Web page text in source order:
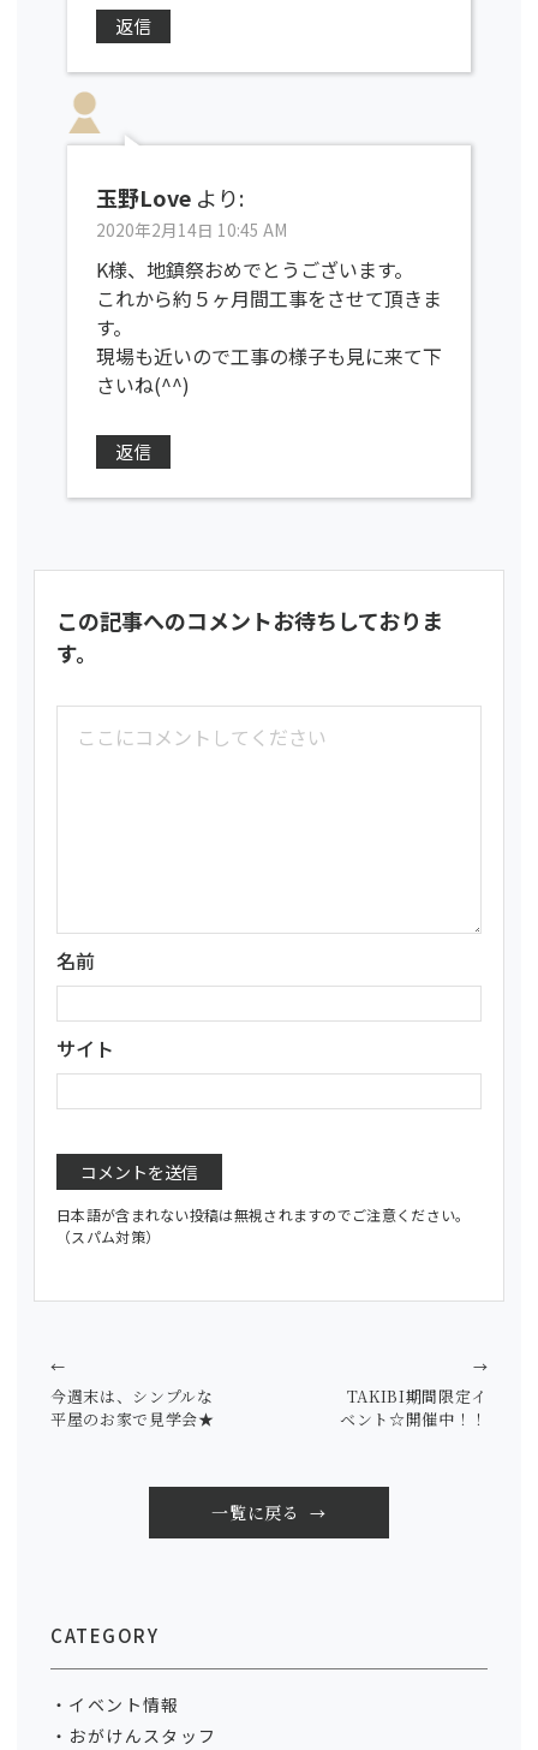
返信
玉野Love より:
2020年2月14日 10:45 AM
K様、地鎮祭おめでとうございます。
これから約５ヶ月間工事をさせて頂きま
す。
現場も近いので工事の様子も見に来て下
さいね(^^)
返信
この記事へのコメントお待ちしておりま
す。
名前
サイト
日本語が含まれない投稿は無視されますのでご注意ください。
（スパム対策）
今週末は、シンプルな
平屋のお家で見学会★
←
一覧に戻る
TAKIBI期間限定イ
ベント☆開催中！！
→
CATEGORY
イベント情報
おがけんスタッフ